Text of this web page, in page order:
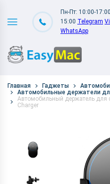
Пн-Пт: 10:00-
15:00 Telegram
WhatsApp
Главная Гаджеты
Автомобильные держатели
Автомобильный держатель для
Charger